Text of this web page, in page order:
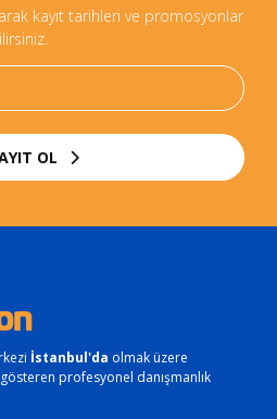
kayıt tarihleri ve promosyonlar
OL
İstanbul'da olmak üzere
profesyonel danışmanlık